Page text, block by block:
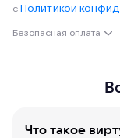
с Политикой
Безопасная оплата
Что такое